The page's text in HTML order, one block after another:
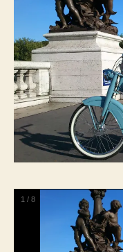
1 / 8